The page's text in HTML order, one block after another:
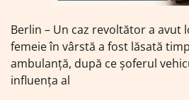
Berlin – Un caz revoltător a avut
femeie în vârstă a fost lăsată
ambulanță, după ce șoferul
influența al